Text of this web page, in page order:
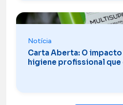
Notícia
Carta Aberta: O
higiene profissional que